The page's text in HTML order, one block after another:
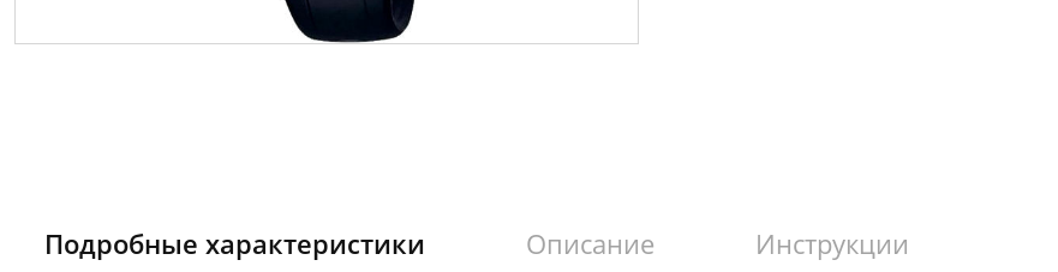
Подробные характеристики Описание Инструкции